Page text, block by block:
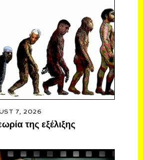
7, 2026
της εξέλιξης